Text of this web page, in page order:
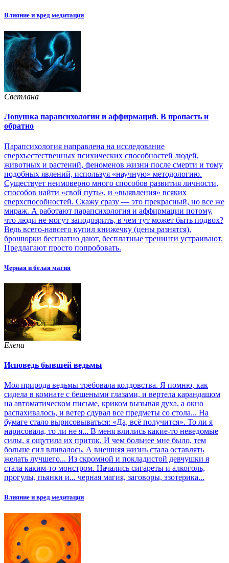
Влияние и вред медитации
Светлана
Ловушка парапсихологии и аффирмаций. В пропасть и
обратно
Парапсихология направлена на исследование
сверхъестественных психических способностей людей,
животных и растений, феноменов жизни после смерти и тому
подобных явлений, используя «научную» методологию.
Существует неимоверно много способов развития личности,
способов найти «свой путь», и «выявления» всяких
сверхспособностей. Скажу сразу — это прекрасный, но все же
мираж. А работают парапсихология и аффирмации потому,
что люди не могут заподозрить, в чем тут может быть подвох?
Ведь всего-навсего купил книжечку (цены разнятся),
брошюрки бесплатно дают, бесплатные тренинги устраивают.
Предлагают просто попробовать.
Черная и белая магия
Елена
Исповедь бывшей ведьмы
Моя природа ведьмы требовала колдовства. Я помню, как
сидела в комнате с бешеными глазами, и вертела карандашом
на автоматическом письме, криком вызывая духа, а окно
распахивалось, и ветер сдувал все предметы со стола... На
бумаге стало вырисовываться: «Да, всё получится». То ли я
нарисовала, то ли не я... В меня влились какие-то неведомые
силы, я ощутила их приток. И чем больнее мне было, тем
больше сил вливалось. А внешняя жизнь стала оставлять
желать лучшего... Из скромной и покладистой девчушки я
стала каким-то монстром. Начались сигареты и алкоголь,
прогулы, пьянки и... черная магия, заговоры, эзотерика...
Влияние и вред медитации